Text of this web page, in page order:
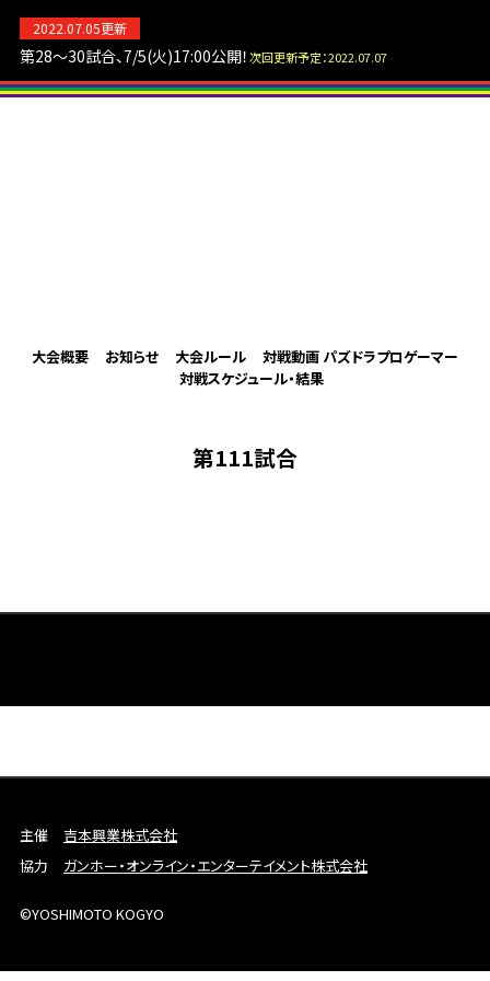
2022.07.05更新
第28～30試合、7/5(火)17:00公開！次回更新予定：2022.07.07
パズドラプロリーグ2022
大会概要 お知らせ 大会ルール 対戦動画 パズドラプロゲーマー
対戦スケジュール・結果
第111試合
主催
吉本興業株式会社
協力
ガンホー・オンライン・エンターテイメント株式会社
©YOSHIMOTO KOGYO